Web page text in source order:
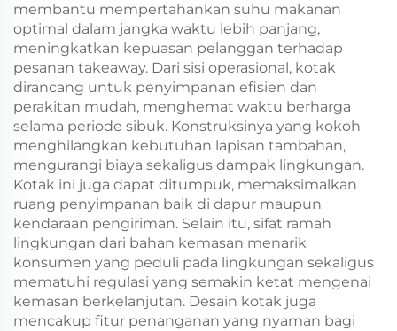
membantu mempertahankan suhu makanan
optimal dalam jangka waktu lebih panjang,
meningkatkan kepuasan pelanggan terhadap
pesanan takeaway. Dari sisi operasional, kotak
dirancang untuk penyimpanan efisien dan
perakitan mudah, menghemat waktu berharga
selama periode sibuk. Konstruksinya yang kokoh
menghilangkan kebutuhan lapisan tambahan,
mengurangi biaya sekaligus dampak lingkungan.
Kotak ini juga dapat ditumpuk, memaksimalkan
ruang penyimpanan baik di dapur maupun
kendaraan pengiriman. Selain itu, sifat ramah
lingkungan dari bahan kemasan menarik
konsumen yang peduli pada lingkungan sekaligus
mematuhi regulasi yang semakin ketat mengenai
kemasan berkelanjutan. Desain kotak juga
mencakup fitur penanganan yang nyaman bagi